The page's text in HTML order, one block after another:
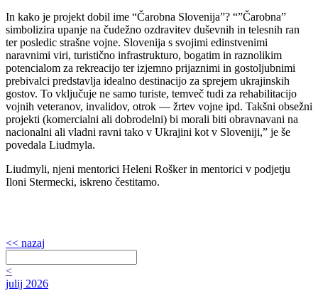
In kako je projekt dobil ime “Čarobna Slovenija”? “”Čarobna”
simbolizira upanje na čudežno ozdravitev duševnih in telesnih ran
ter posledic strašne vojne. Slovenija s svojimi edinstvenimi
naravnimi viri, turistično infrastrukturo, bogatim in raznolikim
potencialom za rekreacijo ter izjemno prijaznimi in gostoljubnimi
prebivalci predstavlja idealno destinacijo za sprejem ukrajinskih
gostov. To vključuje ne samo turiste, temveč tudi za rehabilitacijo
vojnih veteranov, invalidov, otrok — žrtev vojne ipd. Takšni obsežni
projekti (komercialni ali dobrodelni) bi morali biti obravnavani na
nacionalni ali vladni ravni tako v Ukrajini kot v Sloveniji,” je še
povedala Liudmyla.
Liudmyli, njeni mentorici Heleni Rošker in mentorici v podjetju
Iloni Stermecki, iskreno čestitamo.
<< nazaj
<
julij 2026